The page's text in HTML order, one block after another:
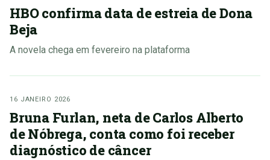
HBO confirma data de estreia de Dona
Beja
A novela chega em fevereiro na plataforma
16 JANEIRO 2026
Bruna Furlan, neta de Carlos Alberto
de Nóbrega, conta como foi receber
diagnóstico de câncer